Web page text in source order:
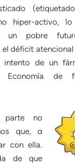
hiper-activo,
un pobre
déficit
de un
Economía de
no
que,a
con ella.
de que